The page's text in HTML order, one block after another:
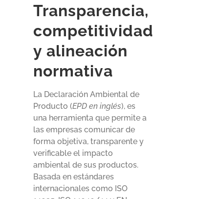
Transparencia,
competitividad
y alineación
normativa
La Declaración Ambiental de
Producto (EPD en inglés), es
una herramienta que permite a
las empresas comunicar de
forma objetiva, transparente y
verificable el impacto
ambiental de sus productos.
Basada en estándares
internacionales como ISO